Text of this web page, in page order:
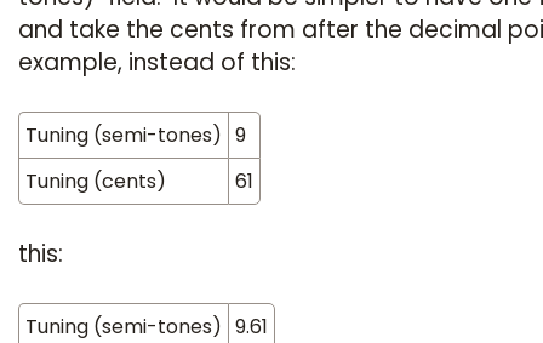
and take the cents from after the decimal
example, instead of this:
Tuning (semi-tones) 9
Tuning (cents)
61
this:
Tuning (semi-tones) 9.61